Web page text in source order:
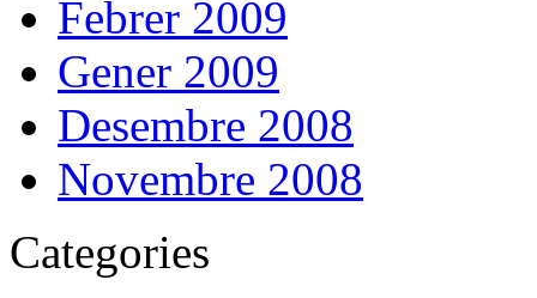
Febrer 2009
Gener 2009
Desembre 2008
Novembre 2008
Categories